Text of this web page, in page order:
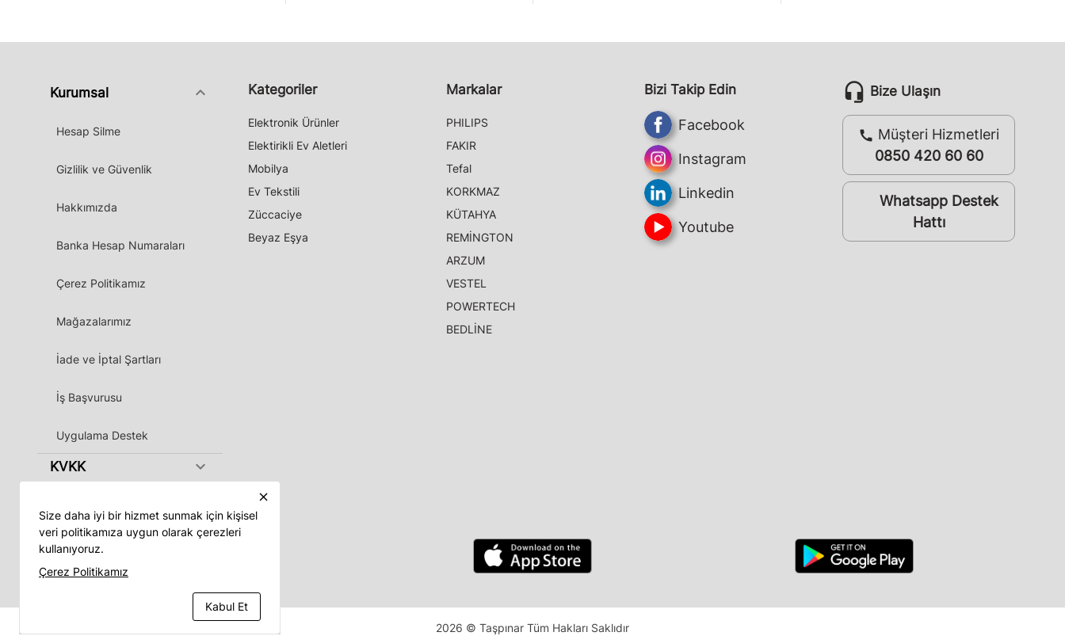
Kurumsal keyboard_arrow_down
Hesap Silme
Gizlilik ve Güvenlik
Hakkımızda
Banka Hesap Numaraları
Çerez Politikamız
Mağazalarımız
İade ve İptal Şartları
İş Başvurusu
Uygulama Destek
KVKK keyboard_arrow_down
Kategoriler
Elektronik Ürünler
Elektirikli Ev Aletleri
Mobilya
Ev Tekstili
Züccaciye
Beyaz Eşya
Markalar
PHILIPS
FAKIR
Tefal
KORKMAZ
KÜTAHYA
REMİNGTON
ARZUM
VESTEL
POWERTECH
BEDLİNE
Bizi Takip Edin
Facebook
Instagram
Linkedin
Youtube
headset_mic Bize Ulaşın
call Müşteri Hizmetleri
0850 420 60 60
whatsappWhatsapp Destek
Hattı
2026 © Taşpınar Tüm Hakları Saklıdır
close
Size daha iyi bir hizmet sunmak için kişisel
veri politikamıza uygun olarak çerezleri
kullanıyoruz.
Çerez Politikamız
Kabul Et